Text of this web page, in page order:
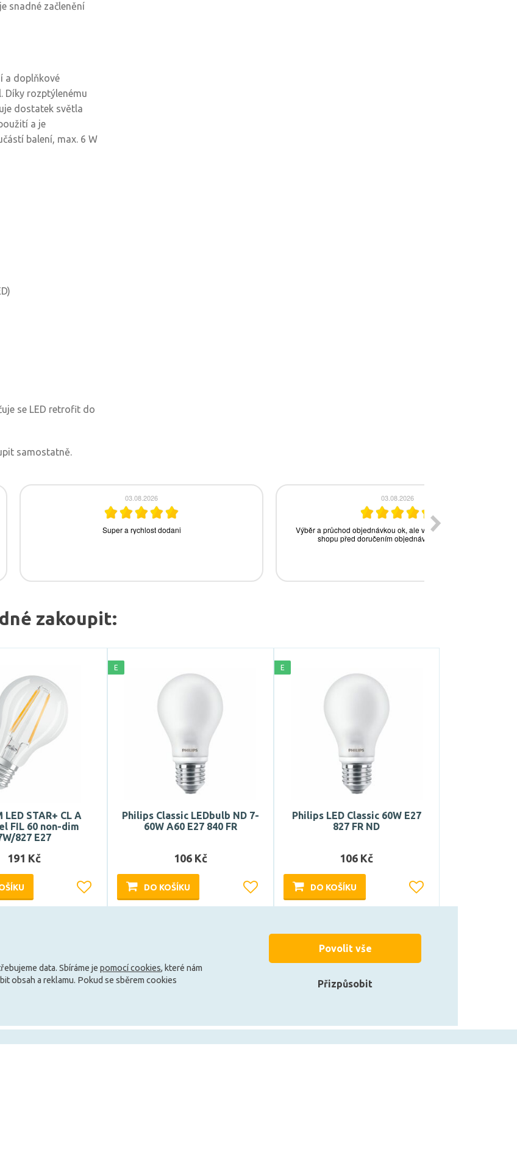
snadné začlenění
a doplňkové
Díky rozptýlenému
dostatek světla
a je
balení, max. 6 W
se LED retrofit do
samostatně.
zakoupit:
LED STAR+ CL A
FIL 60 non-dim
827 E27
191 Kč
E
Philips Classic LEDbulb ND 7-
60W A60 E27 840 FR
106 Kč
DO KOŠÍKU
E
Philips LED Classic 60W E27
827 FR ND
106 Kč
DO KOŠÍKU
Načíst další
data. Sbíráme je pomocí cookies, které nám
obsah a reklamu. Pokud se sběrem cookies
Přizpůsobit
Povolit vše